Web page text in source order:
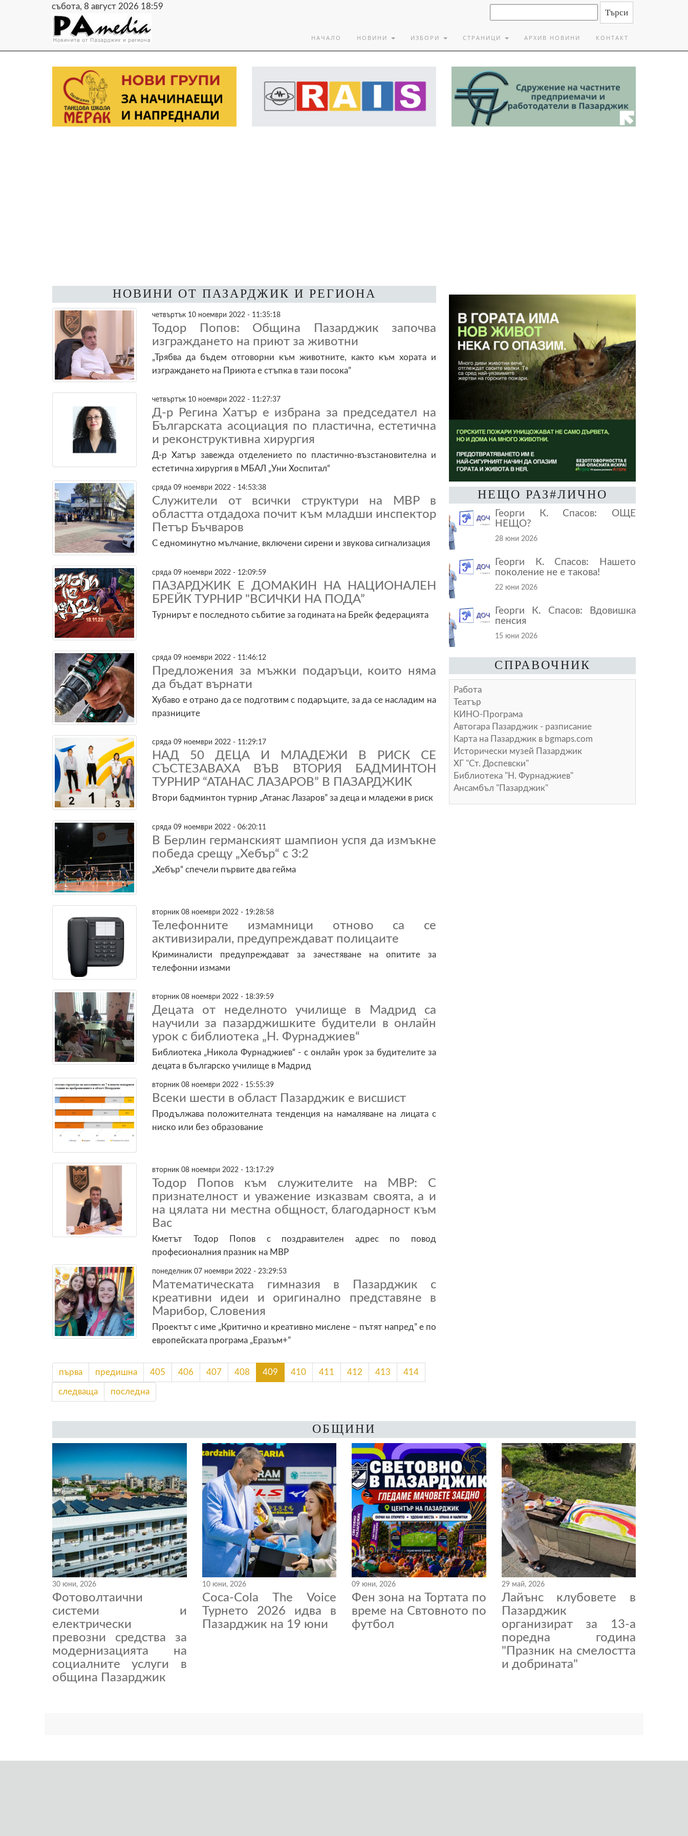
събота, 8 август 2026 18:59
НАЧАЛО НОВИНИ ИЗБОРИ СТРАНИЦИ АРХИВ НОВИНИ КОНТАКТ
НОВИНИ ОТ ПАЗАРДЖИК И РЕГИОНА
четвъртък 10 ноември 2022 - 11:35:18
Тодор Попов: Община Пазарджик започва
изграждането на приют за животни
„Трябва да бъдем отговорни към животните, както към хората и
изграждането на Приюта е стъпка в тази посока”
четвъртък 10 ноември 2022 - 11:27:37
Д-р Регина Хатър е избрана за председател на
Българската асоциация по пластична, естетична
и реконструктивна хирургия
Д-р Хатър завежда отделението по пластично-възстановителна и
естетична хирургия в МБАЛ „Уни Хоспитал“
сряда 09 ноември 2022 - 14:53:38
Служители от всички структури на МВР в
областта отдадоха почит към младши инспектор
Петър Бъчваров
С едноминутно мълчание, включени сирени и звукова сигнализация
сряда 09 ноември 2022 - 12:09:59
ПАЗАРДЖИК E ДОМАКИН НА НАЦИОНАЛЕН
БРЕЙК ТУРНИР "ВСИЧКИ НА ПОДА”
Турнирът е последното събитие за годината на Брейк федерацията
сряда 09 ноември 2022 - 11:46:12
Предложения за мъжки подаръци, които няма
да бъдат върнати
Хубаво е отрано да се подготвим с подаръците, за да се насладим на
празниците
сряда 09 ноември 2022 - 11:29:17
НАД 50 ДЕЦА И МЛАДЕЖИ В РИСК СЕ
СЪСТЕЗАВАХА ВЪВ ВТОРИЯ БАДМИНТОН
ТУРНИР “АТАНАС ЛАЗАРОВ” В ПАЗАРДЖИК
Втори бадминтон турнир „Атанас Лазаров” за деца и младежи в риск
сряда 09 ноември 2022 - 06:20:11
В Берлин германският шампион успя да измъкне
победа срещу „Хебър“ с 3:2
„Хебър“ спечели първите два гейма
вторник 08 ноември 2022 - 19:28:58
Телефонните измамници отново са се
активизирали, предупреждават полицаите
Криминалисти предупреждават за зачестяване на опитите за
телефонни измами
вторник 08 ноември 2022 - 18:39:59
Децата от неделното училище в Мадрид са
научили за пазарджишките будители в онлайн
урок с библиотека „Н. Фурнаджиев“
Библиотека „Никола Фурнаджиев“ - с онлайн урок за будителите за
децата в българско училище в Мадрид
вторник 08 ноември 2022 - 15:55:39
Всеки шести в област Пазарджик е висшист
Продължава положителната тенденция на намаляване на лицата с
ниско или без образование
вторник 08 ноември 2022 - 13:17:29
Тодор Попов към служителите на МВР: С
признателност и уважение изказвам своята, а и
на цялата ни местна общност, благодарност към
Вас
Кметът Тодор Попов с поздравителен адрес по повод
професионалния празник на МВР
понеделник 07 ноември 2022 - 23:29:53
Математическата гимназия в Пазарджик с
креативни идеи и оригинално представяне в
Марибор, Словения
Проектът с име „Критично и креативно мислене – пътят напред” е по
европейската програма „Еразъм+”
първа предишна 405 406 407 408 409 410 411 412 413 414
следваща последна
НЕЩО РАЗ#ЛИЧНО
Георги К. Спасов: ОЩЕ
НЕЩО?
28 юни 2026
Георги К. Спасов: Нашето
поколение не е такова!
22 юни 2026
Георги К. Спасов: Вдовишка
пенсия
15 юни 2026
СПРАВОЧНИК
Работа
Театър
КИНО-Програма
Автогара Пазарджик - разписание
Карта на Пазарджик в bgmaps.com
Исторически музей Пазарджик
ХГ "Ст. Доспевски"
Библиотека "Н. Фурнаджиев"
Ансамбъл "Пазарджик"
ОБЩИНИ
30 юни, 2026
Фотоволтаични
системи и
електрически
превозни средства за
модернизацията на
социалните услуги в
община Пазарджик
10 юни, 2026
Coca-Cola The Voice
Турнето 2026 идва в
Пазарджик на 19 юни
09 юни, 2026
Фен зона на Тортата по
време на Свтовното по
футбол
29 май, 2026
Лайънс клубовете в
Пазарджик
организират за 13-а
поредна година
"Празник на смелостта
и добрината"